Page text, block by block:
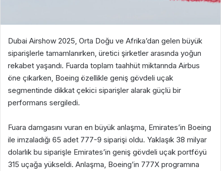
Dubai Airshow 2025, Orta Doğu ve Afrika’dan gelen büyük
siparişlerle tamamlanırken, üretici şirketler arasında yoğun
rekabet yaşandı. Fuarda toplam taahhüt miktarında Airbus
öne çıkarken, Boeing özellikle geniş gövdeli uçak
segmentinde dikkat çekici siparişler alarak güçlü bir
performans sergiledi.
‎Fuara damgasını vuran en büyük anlaşma, Emirates’in Boeing
ile imzaladığı 65 adet 777-9 siparişi oldu. Yaklaşık 38 milyar
dolarlık bu siparişle Emirates’in geniş gövdeli uçak portföyü
315 uçağa yükseldi. Anlaşma, Boeing’in 777X programına